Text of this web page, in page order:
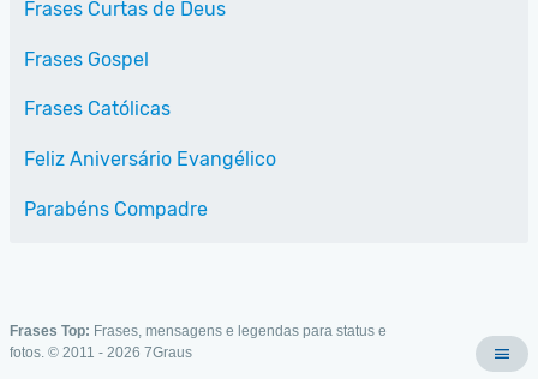
Frases Curtas de Deus
Frases Gospel
Frases Católicas
Feliz Aniversário Evangélico
Parabéns Compadre
Frases Top: Frases, mensagens e legendas para status e
fotos. © 2011 - 2026 7Graus